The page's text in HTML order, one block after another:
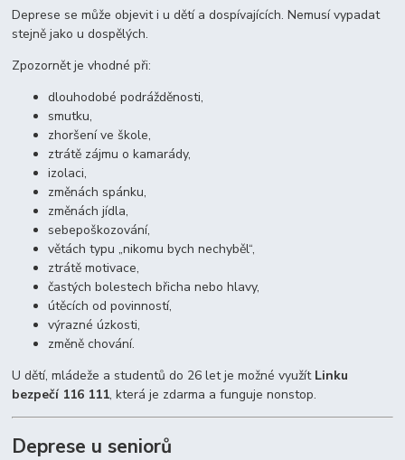
Deprese se může objevit i u dětí a dospívajících. Nemusí vypadat
stejně jako u dospělých.
Zpozornět je vhodné při:
dlouhodobé podrážděnosti,
smutku,
zhoršení ve škole,
ztrátě zájmu o kamarády,
izolaci,
změnách spánku,
změnách jídla,
sebepoškozování,
větách typu „nikomu bych nechyběl“,
ztrátě motivace,
častých bolestech břicha nebo hlavy,
útěcích od povinností,
výrazné úzkosti,
změně chování.
U dětí, mládeže a studentů do 26 let je možné využít Linku
bezpečí 116 111, která je zdarma a funguje nonstop.
Deprese u seniorů